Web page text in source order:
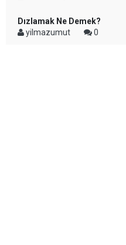
Dızlamak Ne Demek?
yilmazumut
0